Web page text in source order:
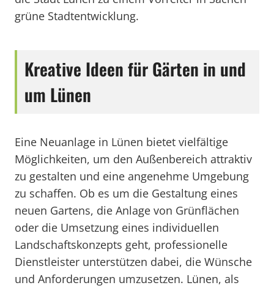
grüne Stadtentwicklung.
Kreative Ideen für Gärten in und
um Lünen
Eine Neuanlage in Lünen bietet vielfältige
Möglichkeiten, um den Außenbereich attraktiv
zu gestalten und eine angenehme Umgebung
zu schaffen. Ob es um die Gestaltung eines
neuen Gartens, die Anlage von Grünflächen
oder die Umsetzung eines individuellen
Landschaftskonzepts geht, professionelle
Dienstleister unterstützen dabei, die Wünsche
und Anforderungen umzusetzen. Lünen, als